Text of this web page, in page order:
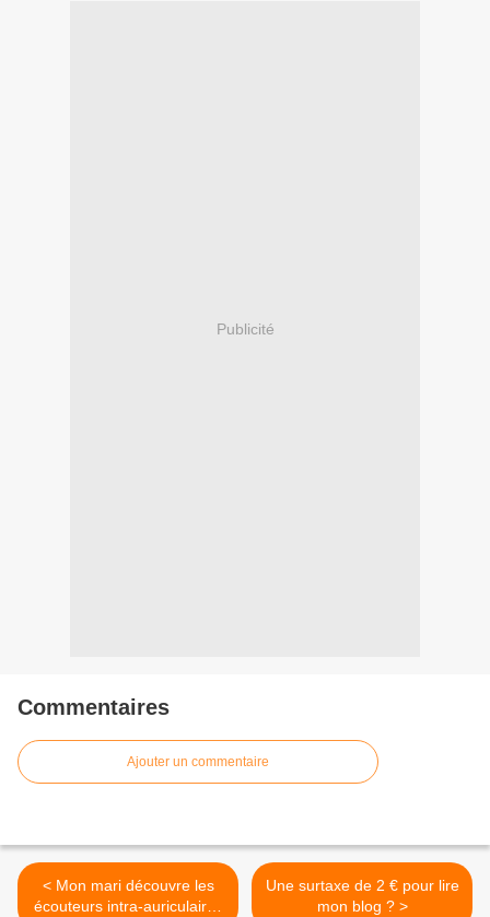
Publicité
Commentaires
Ajouter un commentaire
< Mon mari découvre les
écouteurs intra-auriculaires
Une surtaxe de 2 € pour lire
mon blog ? >